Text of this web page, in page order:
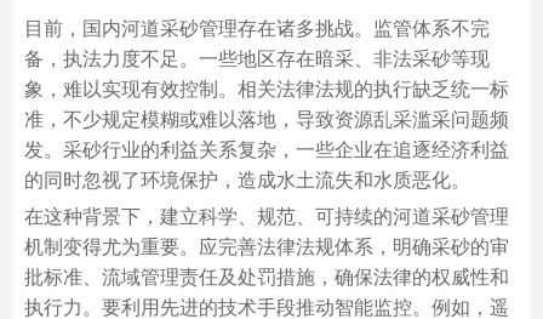
目前，国内河道采砂管理存在诸多挑战。监管体系不完
备，执法力度不足。一些地区存在暗采、非法采砂等现
象，难以实现有效控制。相关法律法规的执行缺乏统一标
准，不少规定模糊或难以落地，导致资源乱采滥采问题频
发。采砂行业的利益关系复杂，一些企业在追逐经济利益
的同时忽视了环境保护，造成水土流失和水质恶化。
在这种背景下，建立科学、规范、可持续的河道采砂管理
机制变得尤为重要。应完善法律法规体系，明确采砂的审
批标准、流域管理责任及处罚措施，确保法律的权威性和
执行力。要利用先进的技术手段推动智能监控。例如，遥